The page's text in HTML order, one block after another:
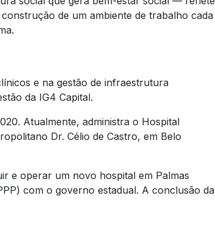
de um ambiente de trabalho cada
e na gestão de infraestrutura
da IG4 Capital.
Atualmente, administra o Hospital
Dr. Célio de Castro, em Belo
e operar um novo hospital em Palmas
com o governo estadual. A conclusão da